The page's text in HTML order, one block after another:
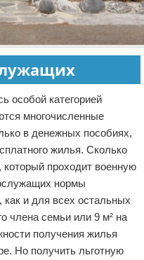
особой категорией
многочисленные
в денежных пособиях,
жилья. Сколько
который проходит военную
нормы
и для всех остальных
члена семьи или 9 м² на
получения жилья
Но получить льготную